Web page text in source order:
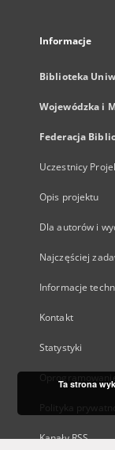
Informacje
Biblioteka
Wojewódzka i
Federacja
Uczestnicy
Opis projektu
Dla autorów i
Najczęściej
Informacje
Kontakt
Statystyki
Polityka
Kanały RSS
Ta strona